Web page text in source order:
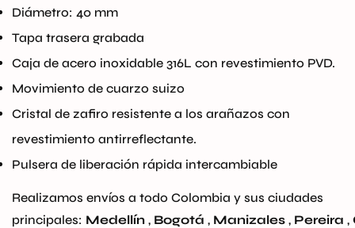
Diámetro: 40 mm
Tapa trasera grabada
Caja de acero inoxidable 316L con revestimiento PVD.
Movimiento de cuarzo suizo
Cristal de zafiro resistente a los arañazos con
revestimiento antirreflectante.
Pulsera de liberación rápida intercambiable
Realizamos envíos a todo Colombia y sus ciudades
principales: Medellín , Bogotá , Manizales , Pereira ,
Confirm your age
Are you 18 years old or older?
No, I'm not